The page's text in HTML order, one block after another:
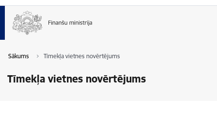
Sākums Tīmekļa vietnes novērtējums
Tīmekļa vietnes novērtējums